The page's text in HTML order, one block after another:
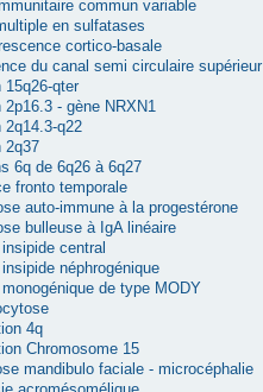
commun variable
en sulfatases
cortico-basale
du canal semi circulaire supérieur
15q26-qter
2p16.3 - gène NRXN1
2q14.3-q22
2q37
6q de 6q26 à 6q27
fronto temporale
auto-immune à la progestérone
bulleuse à IgA linéaire
central
néphrogénique
monogénique de type MODY
4q
Chromosome 15
mandibulo faciale - microcéphalie